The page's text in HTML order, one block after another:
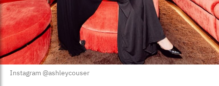
Instagram @ashleycouser